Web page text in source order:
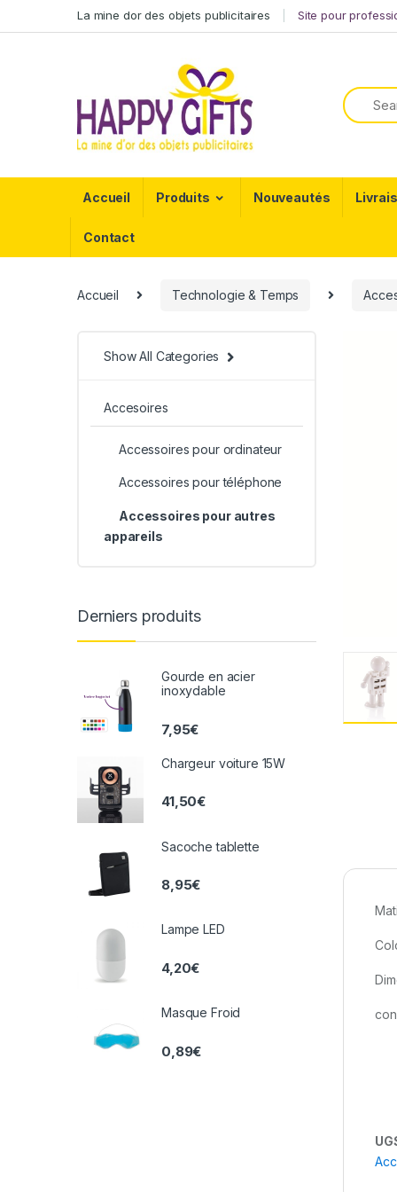
La mine dor des objets publicitaires Site pour
Accueil Produits Nouveautés
Contact
Accueil Technologie & Temps
Show All Categories
Accesoires
Accessoires pour ordinateur
Accessoires pour téléphone
Accessoires pour autres
appareils
Derniers produits
Gourde en acier
inoxydable
7,95€
Chargeur voiture 15W
41,50€
Sacoche tablette
8,95€
Lampe LED
4,20€
Masque Froid
0,89€